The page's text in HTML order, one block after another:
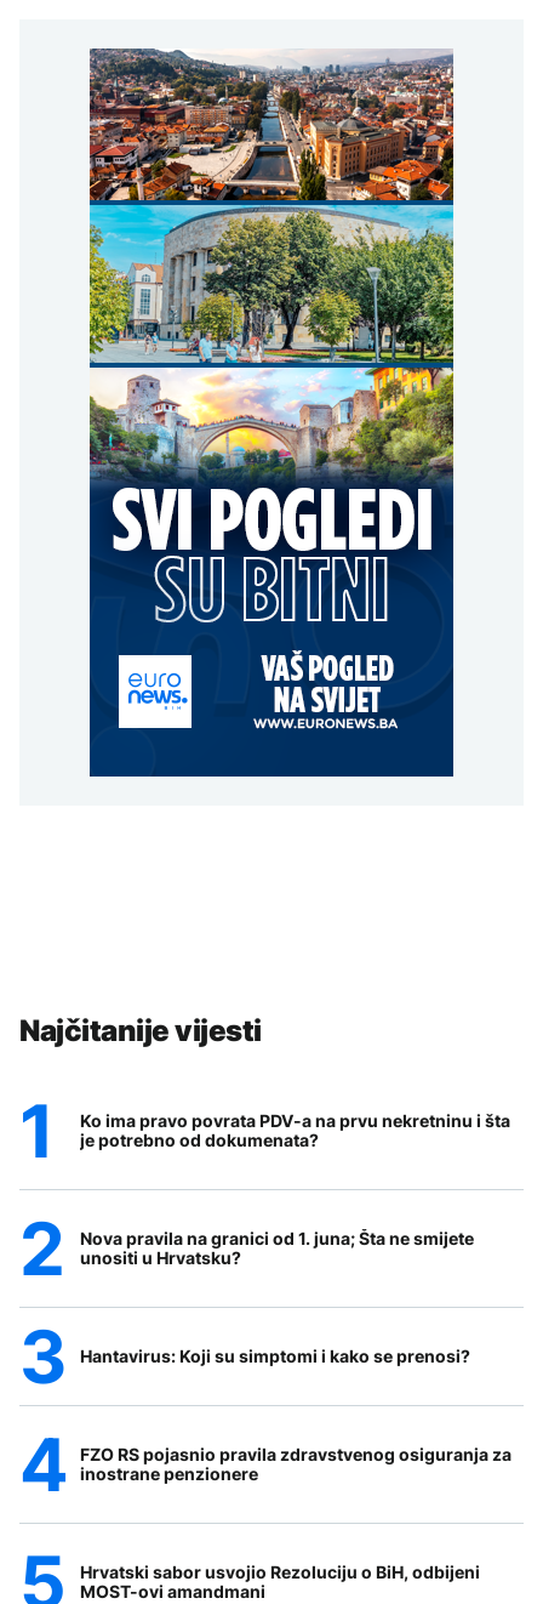
Najčitanije vijesti
Ko ima pravo povrata PDV-a na prvu nekretninu i šta
je potrebno od dokumenata?
Nova pravila na granici od 1. juna; Šta ne smijete
unositi u Hrvatsku?
Hantavirus: Koji su simptomi i kako se prenosi?
FZO RS pojasnio pravila zdravstvenog osiguranja za
inostrane penzionere
Hrvatski sabor usvojio Rezoluciju o BiH, odbijeni
MOST-ovi amandmani